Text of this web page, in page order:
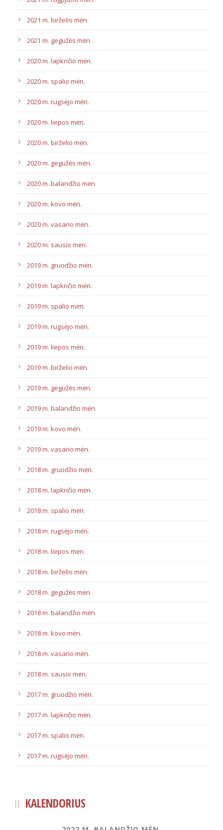
2021 m. birželio mėn.
2021 m. gegužės mėn.
2020 m. lapkričio mėn.
2020 m. spalio mėn.
2020 m. rugsėjo mėn.
2020 m. liepos mėn.
2020 m. birželio mėn.
2020 m. gegužės mėn.
2020 m. balandžio mėn.
2020 m. kovo mėn.
2020 m. vasario mėn.
2020 m. sausio mėn.
2019 m. gruodžio mėn.
2019 m. lapkričio mėn.
2019 m. spalio mėn.
2019 m. rugsėjo mėn.
2019 m. liepos mėn.
2019 m. birželio mėn.
2019 m. gegužės mėn.
2019 m. balandžio mėn.
2019 m. kovo mėn.
2019 m. vasario mėn.
2018 m. gruodžio mėn.
2018 m. lapkričio mėn.
2018 m. spalio mėn.
2018 m. rugsėjo mėn.
2018 m. liepos mėn.
2018 m. birželio mėn.
2018 m. gegužės mėn.
2018 m. balandžio mėn.
2018 m. kovo mėn.
2018 m. vasario mėn.
2018 m. sausio mėn.
2017 m. gruodžio mėn.
2017 m. lapkričio mėn.
2017 m. spalio mėn.
2017 m. rugsėjo mėn.
KALENDORIUS